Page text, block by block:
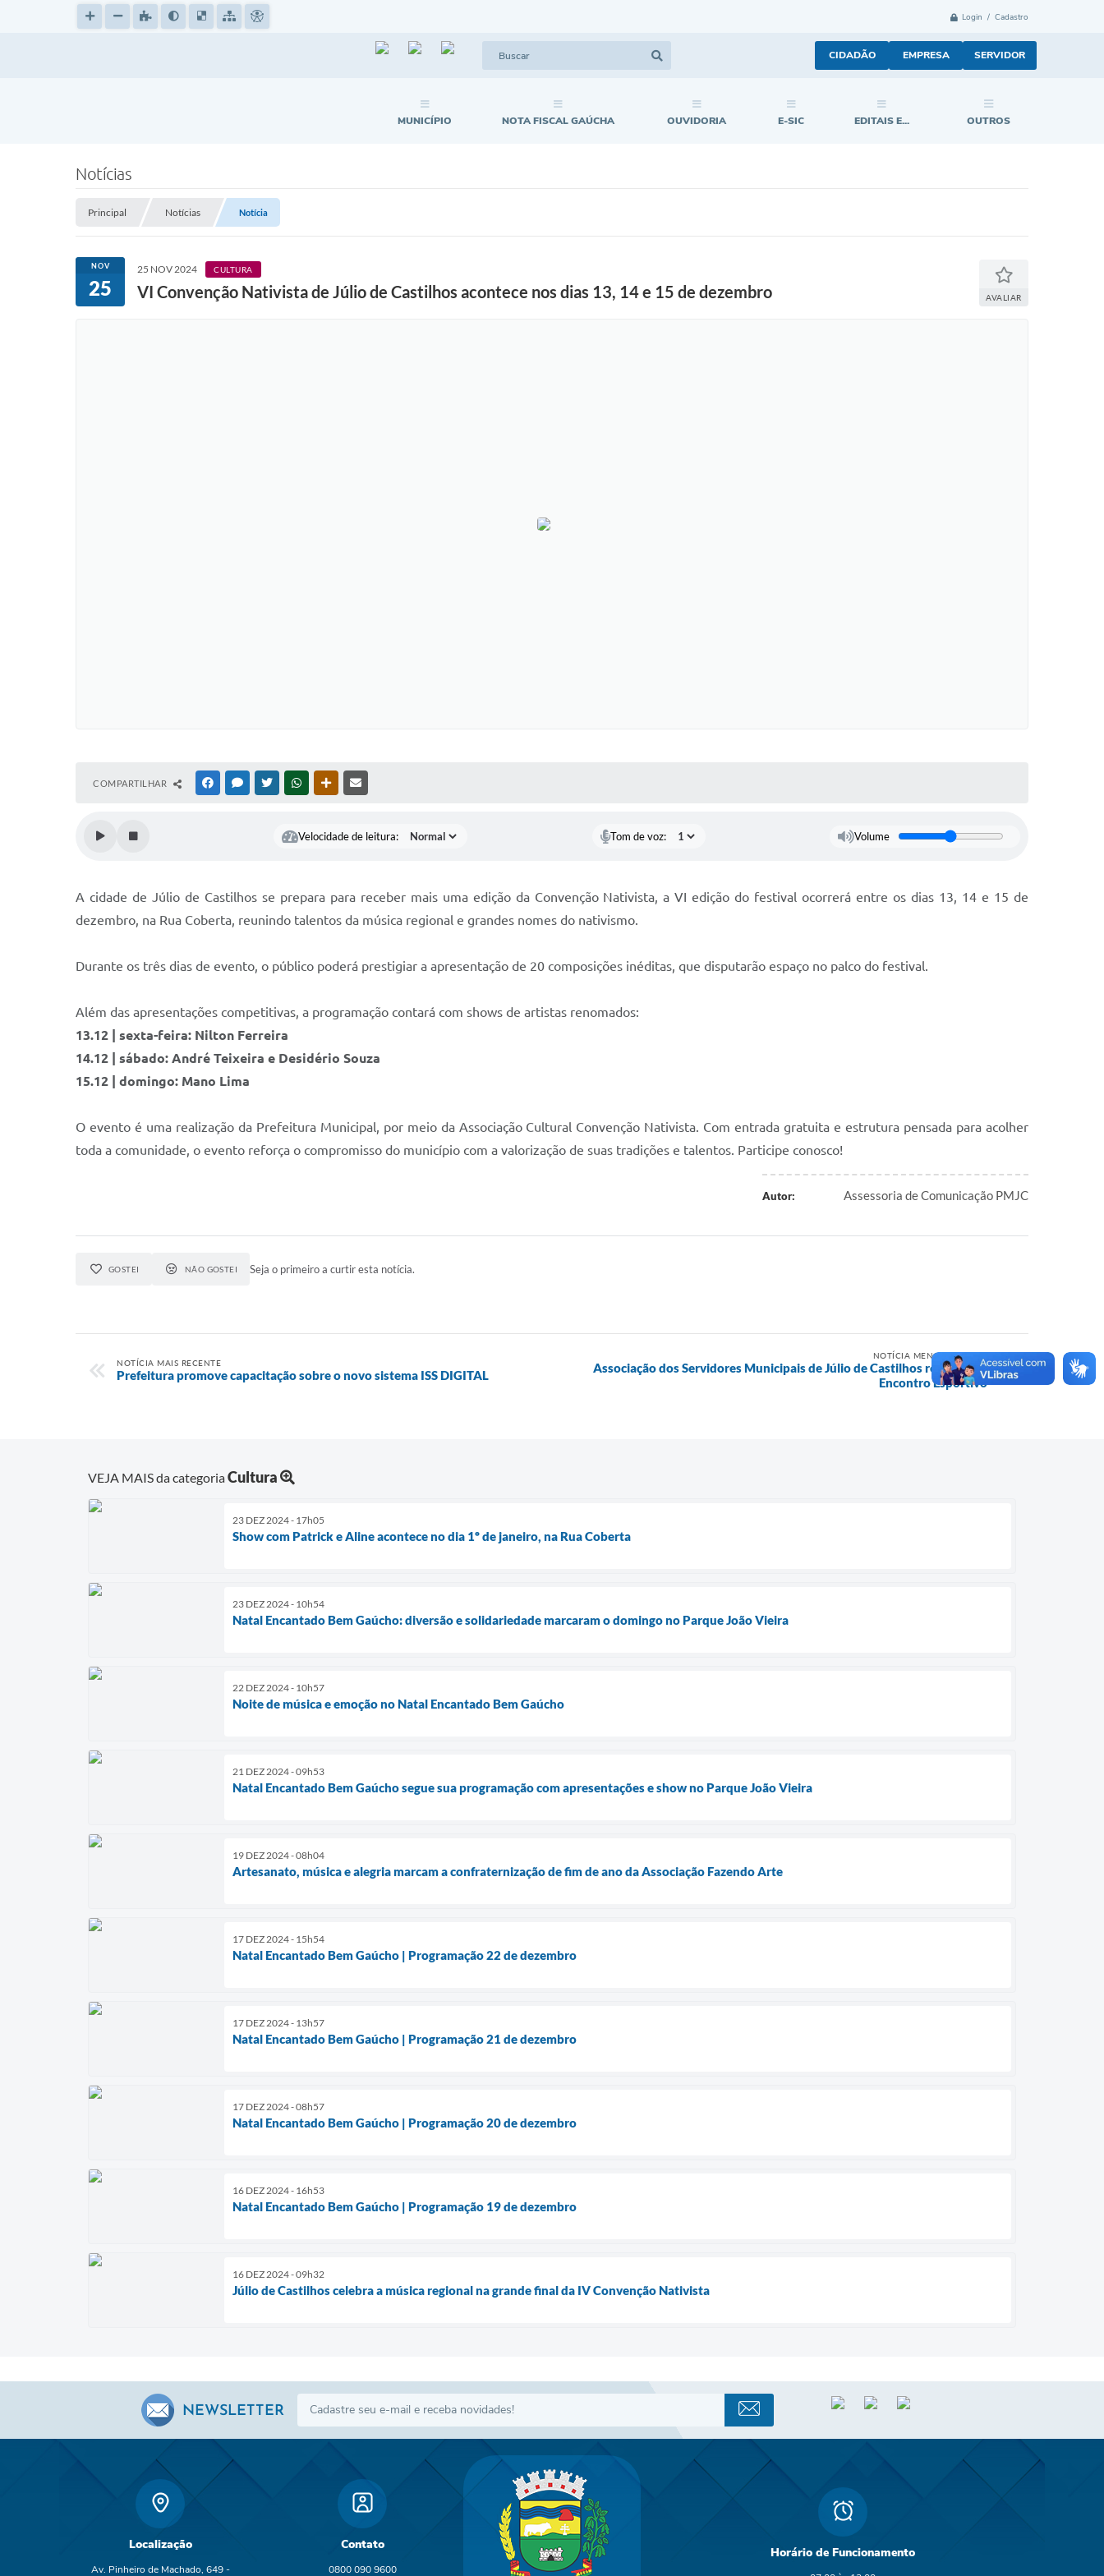
Login / Cadastro
CIDADÃO EMPRESA SERVIDOR
MUNICÍPIO NOTA FISCAL GAÚCHA OUVIDORIA E-SIC EDITAIS E... OUTROS
Notícias
Principal Notícias Notícia
NOV
25
25 NOV 2024 CULTURA
VI Convenção Nativista de Júlio de Castilhos acontece nos dias 13, 14 e 15 de dezembro AVALIAR
COMPARTILHAR FACEBOOKMESSENGER
TWITTERWHATSAPPOUTRAS MÍDIAS
Velocidade de leitura: Tom de voz: Volume
A cidade de Júlio de Castilhos se prepara para receber mais uma edição da Convenção Nativista, a VI edição do festival ocorrerá entre os dias 13, 14 e 15 de
dezembro, na Rua Coberta, reunindo talentos da música regional e grandes nomes do nativismo.
Durante os três dias de evento, o público poderá prestigiar a apresentação de 20 composições inéditas, que disputarão espaço no palco do festival.
Além das apresentações competitivas, a programação contará com shows de artistas renomados:
13.12 | sexta-feira: Nilton Ferreira
14.12 | sábado: André Teixeira e Desidério Souza
15.12 | domingo: Mano Lima
O evento é uma realização da Prefeitura Municipal, por meio da Associação Cultural Convenção Nativista. Com entrada gratuita e estrutura pensada para acolher
toda a comunidade, o evento reforça o compromisso do município com a valorização de suas tradições e talentos. Participe conosco!
Autor: Assessoria de Comunicação PMJC
GOSTEI NÃO GOSTEI Seja o primeiro a curtir esta notícia.
NOTÍCIA MAIS RECENTE
Prefeitura promove capacitação sobre o novo sistema ISS DIGITAL
NOTÍCIA MENOS RECENTE
Associação dos Servidores Municipais de Júlio de Castilhos realizam 1º
Encontro Esportivo
VEJA MAIS da categoriaCultura
23 DEZ 2024 - 17h05
Show com Patrick e Aline acontece no dia 1º de janeiro, na Rua Coberta
23 DEZ 2024 - 10h54
Natal Encantado Bem Gaúcho: diversão e solidariedade marcaram o domingo no Parque João Vieira
22 DEZ 2024 - 10h57
Noite de música e emoção no Natal Encantado Bem Gaúcho
21 DEZ 2024 - 09h53
Natal Encantado Bem Gaúcho segue sua programação com apresentações e show no Parque João Vieira
19 DEZ 2024 - 08h04
Artesanato, música e alegria marcam a confraternização de fim de ano da Associação Fazendo Arte
17 DEZ 2024 - 15h54
Natal Encantado Bem Gaúcho | Programação 22 de dezembro
17 DEZ 2024 - 13h57
Natal Encantado Bem Gaúcho | Programação 21 de dezembro
17 DEZ 2024 - 08h57
Natal Encantado Bem Gaúcho | Programação 20 de dezembro
16 DEZ 2024 - 16h53
Natal Encantado Bem Gaúcho | Programação 19 de dezembro
16 DEZ 2024 - 09h32
Júlio de Castilhos celebra a música regional na grande final da IV Convenção Nativista
NEWSLETTER
Localização
Av. Pinheiro de Machado, 649 -
Contato
0800 090 9600
Horário de Funcionamento